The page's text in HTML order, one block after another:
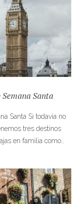
Santa
Santa Si todavía no
tres destinos
en familia como…